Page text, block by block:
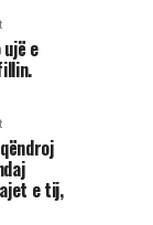
e
e tij,